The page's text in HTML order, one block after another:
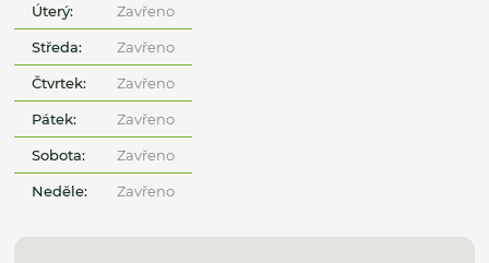
Úterý: Zavřeno
Středa: Zavřeno
Čtvrtek: Zavřeno
Pátek: Zavřeno
Sobota: Zavřeno
Neděle: Zavřeno